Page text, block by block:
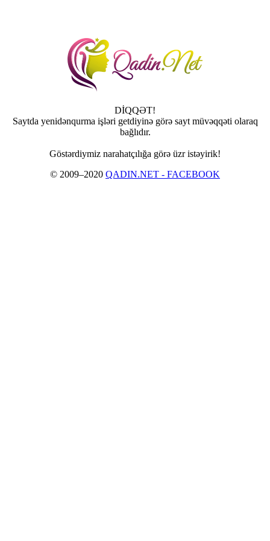
DİQQƏT!
Saytda yenidənqurma işləri getdiyinə görə sayt müvəqqəti olaraq
bağlıdır.
Göstərdiymiz narahatçılığa görə üzr istəyirik!
© 2009–2020 QADIN.NET - FACEBOOK